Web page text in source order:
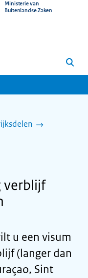
Ministerie van
Buitenlandse Zaken
Zoeken
verblijf
u een visum
(langer dan
Sint